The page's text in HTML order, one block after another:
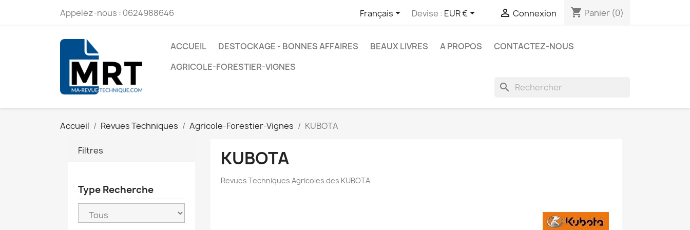
Appelez-nous : 0624988646 Français Devise : EUR €  Connexion shopping_cart Panier (0)
ACCUEIL DESTOCKAGE - BONNES AFFAIRES BEAUX LIVRES A PROPOS
CONTACTEZ-NOUS
AGRICOLE-FORESTIER-VIGNES
search
Accueil Revues Techniques Agricole-Forestier-Vignes KUBOTA
Filtres
Type Recherche
KUBOTA
Revues Techniques Agricoles des KUBOTA